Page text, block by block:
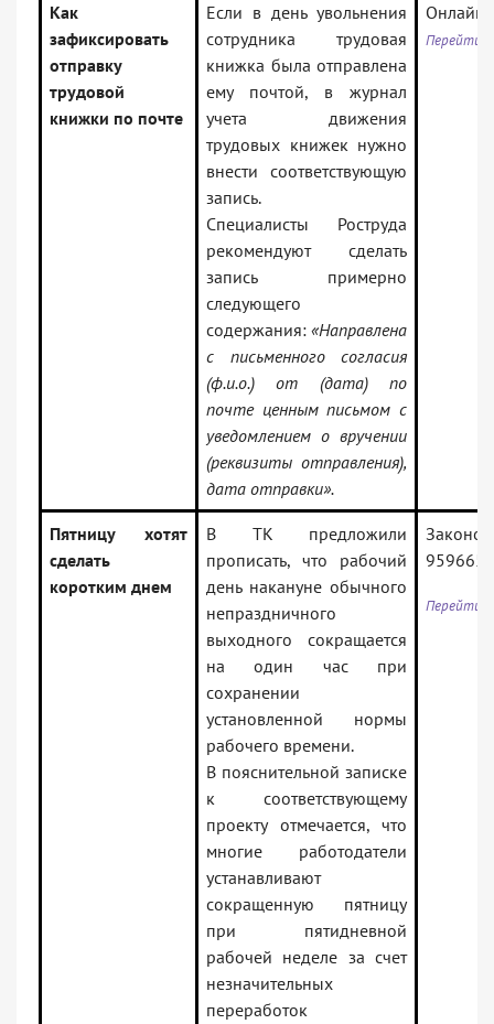
Как
зафиксировать
отправку
трудовой
книжки по почте
Если в день увольнения
сотрудника трудовая
книжка была отправлена
ему почтой, в журнал
учета движения
трудовых книжек нужно
внести соответствующую
запись.
Специалисты Роструда
рекомендуют сделать
запись примерно
следующего
содержания: «Направлена
с письменного согласия
(ф.и.о.) от (дата) по
почте ценным письмом с
уведомлением о вручении
(реквизиты отправления),
дата отправки».
Перейти
Пятницу хотят
сделать
коротким днем
В ТК предложили
прописать, что рабочий
день накануне обычного
непраздничного
выходного сокращается
на один час при
сохранении
установленной нормы
рабочего времени.
В пояснительной записке
к соответствующему
проекту отмечается, что
многие работодатели
устанавливают
сокращенную пятницу
при пятидневной
рабочей неделе за счет
незначительных
переработок
Перейти